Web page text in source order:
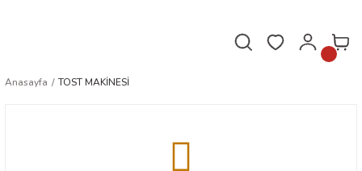
Anasayfa TOST MAKİNESİ